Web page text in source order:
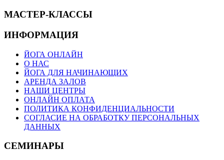
МАСТЕР-КЛАССЫ
ИНФОРМАЦИЯ
ЙОГА ОНЛАЙН
О НАС
ЙОГА ДЛЯ НАЧИНАЮЩИХ
АРЕНДА ЗАЛОВ
НАШИ ЦЕНТРЫ
ОНЛАЙН ОПЛАТА
ПОЛИТИКА КОНФИДЕНЦИАЛЬНОСТИ
СОГЛАСИЕ НА ОБРАБОТКУ ПЕРСОНАЛЬНЫХ
ДАННЫХ
СЕМИНАРЫ